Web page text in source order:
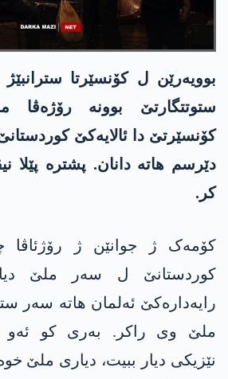
بوویەرێن ل کۆنسێرتا
ستوتتگارتێ بوونه‌ رۆژەڤا
کۆنسێرتێ دا ئالایەکێ
دێرسم ھاتە دانان. پشتره‌
کر.
کۆمەک ژ جوانێن ژ رۆژئاڤا
کوردستانێ ل سەر ملێ
رایەدارەکێ ئەلمان هاته‌ سه‌ر
ملێ وی راكر. بەری کو ئه‌و
نێزیكی دیار ببیت، دیاری ملێ